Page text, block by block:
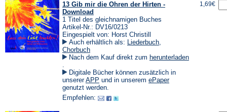
13 Gib mir die Ohren der Hirten -
Download
1 Titel des gleichnamigen Buches
Artikel-Nr.: DV16/0213
Eingespielt von: Horst Christill
Auch erhältlich als: Liederbuch,
Chorbuch
Nach dem Kauf direkt zum herunterladen
in
einem
neuen
Tab)
.
Digitale Bücher können zusätzlich in
unsererAPP (Öffnet
in
neuen
und in unserem ePaper(Öffnet
genutzt werden.
Empfehlen:
1,69€